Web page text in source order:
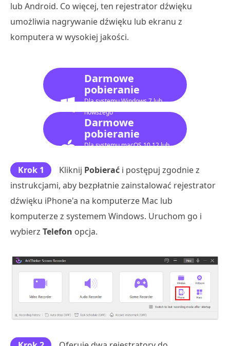
lub Android. Co więcej, ten rejestrator dźwięku
umożliwia nagrywanie dźwięku lub ekranu z
komputera w wysokiej jakości.
Darmowe
pobieranie
Dla systemu Windows 7 lub
nowszego
Darmowe
pobieranie
Dla systemu macOS 10.12 lub
Krok 1 Kliknij Pobierać i postępuj zgodnie z
instrukcjami, aby bezpłatnie zainstalować rejestrator
dźwięku iPhone'a na komputerze Mac lub
komputerze z systemem Windows. Uruchom go i
wybierz Telefon opcja.